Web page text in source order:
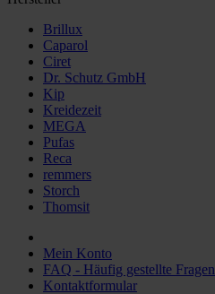
Brillux
Caparol
Ciret
Dr. Schutz GmbH
Kip
Kreidezeit
MEGA
Pufas
Reca
remmers
Storch
Thomsit
Mein Konto
FAQ - Häufig gestellte Fragen
Kontaktformular